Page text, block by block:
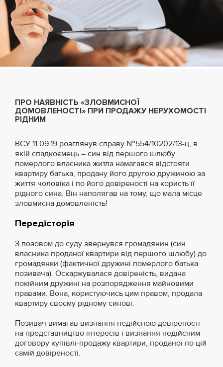
ПРО НАЯВНІСТЬ «ЗЛОВМИСНОЇ
ДОМОВЛЕНОСТІ» ПРИ ПРОДАЖУ НЕРУХОМОСТІ
РІДНИМ
ВСУ 11.09.19 розглянув справу №554/10202/13-ц, в
якій спадкоємець – син від першого шлюбу
померлого власника житла намагався відстояти
квартиру батька, продану його другою дружиною за
життя чоловіка і по його довіреності на користь її
рідного сина. Він наполягав на тому, що мала місце
зловмисна домовленість!
Передісторія
З позовом до суду звернувся громадянин (син
власника проданої квартири від першого шлюбу) до
громадянки (фактичної дружині померлого батька
позивача). Оскаржувалася довіреність, видана
покійним дружині на розпорядження майновими
правами. Вона, користуючись цим правом, продала
квартиру своєму рідному синові.
Позивач вимагав визнання недійсною довіреності
на представництво інтересів і визнання недійсним
договору купівлі-продажу квартири, проданої по цій
самій довіреності.